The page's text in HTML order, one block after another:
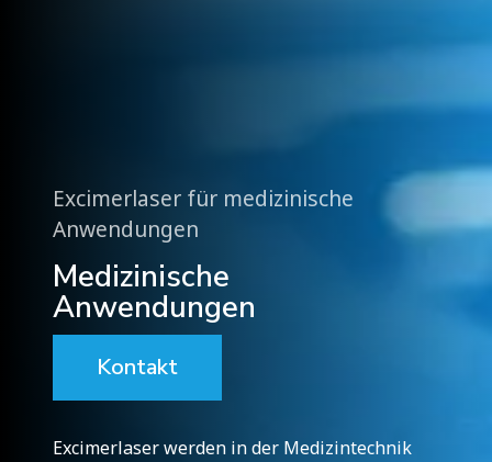
Excimerlaser für medizinische
Anwendungen
Medizinische
Anwendungen
Kontakt
Excimerlaser werden in der Medizintechnik